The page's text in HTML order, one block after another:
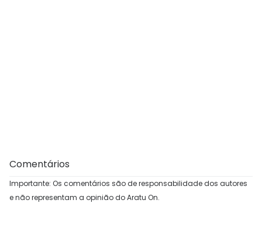
Comentários
Importante: Os comentários são de responsabilidade dos autores
e não representam a opinião do Aratu On.